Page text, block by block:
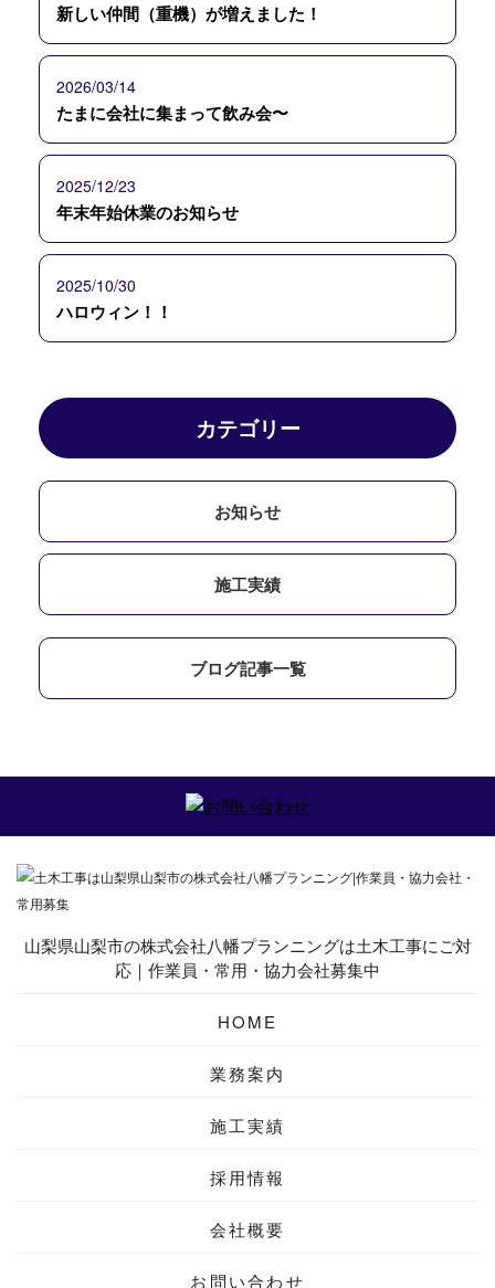
新しい仲間（重機）が増えました！
2026/03/14
たまに会社に集まって飲み会〜
2025/12/23
年末年始休業のお知らせ
2025/10/30
ハロウィン！！
カテゴリー
お知らせ
施工実績
ブログ記事一覧
山梨県山梨市の株式会社八幡プランニングは土木工事にご対
応｜作業員・常用・協力会社募集中
HOME
業務案内
施工実績
採用情報
会社概要
お問い合わせ